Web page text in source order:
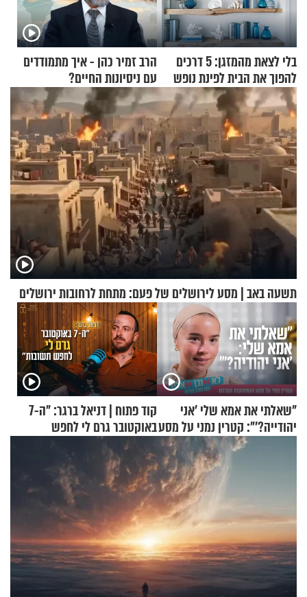
בלי לצאת מהמזגן: 5 דרכים
להפוך את הבית לפינת נופש
מעוצבת
הרב זמיר כהן - איך מתמודדים
עם ניסיונות החיים?
תשעה באב | מסע לירושלים של פעם: מתחת לרחובות ירושלים
"שאלתי את אמא שלי 'אני
יהודייה?'": קטרין נמני על מסע
ההתחזקות המרגש
קוד פתוח | דניאל ברגר: "ה-7
באוקטובר גרם לי לחפש
תשובות"